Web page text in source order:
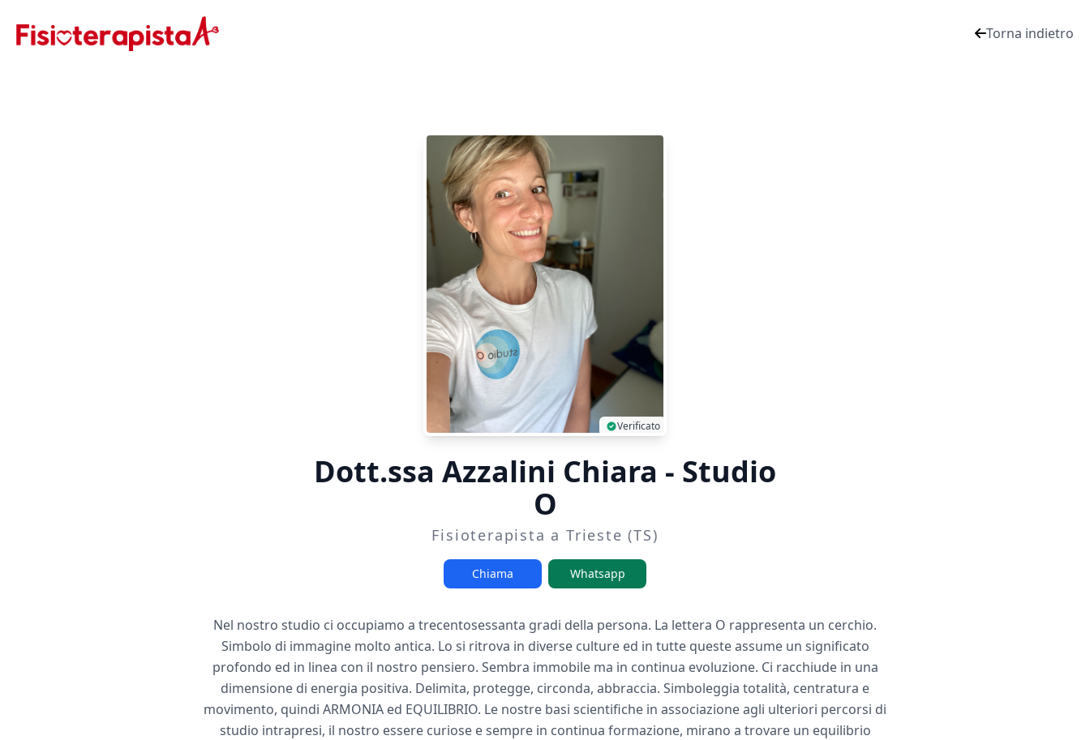
Torna indietro
Verificato
Dott.ssa Azzalini Chiara - Studio
O
Fisioterapista a Trieste (TS)
Chiama Whatsapp
Nel nostro studio ci occupiamo a trecentosessanta gradi della persona. La lettera O rappresenta un cerchio.
Simbolo di immagine molto antica. Lo si ritrova in diverse culture ed in tutte queste assume un significato
profondo ed in linea con il nostro pensiero. Sembra immobile ma in continua evoluzione. Ci racchiude in una
dimensione di energia positiva. Delimita, protegge, circonda, abbraccia. Simboleggia totalità, centratura e
movimento, quindi ARMONIA ed EQUILIBRIO. Le nostre basi scientifiche in associazione agli ulteriori percorsi di
studio intrapresi, il nostro essere curiose e sempre in continua formazione, mirano a trovare un equilibrio